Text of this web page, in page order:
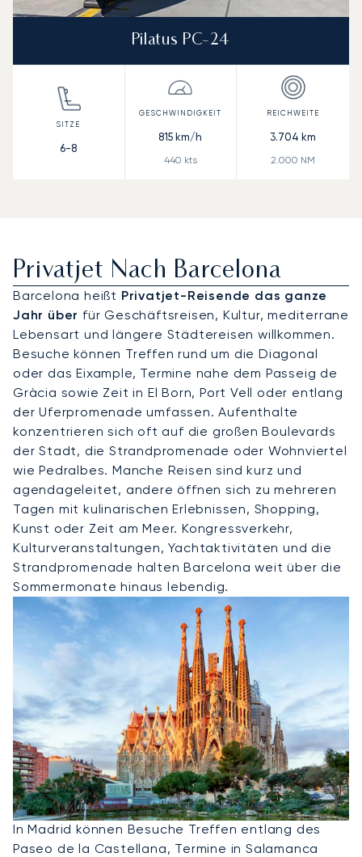
Pilatus PC-24
6-8
815 km/h
440 kts
3.704 km
2.000 NM
Privatjet Nach Barcelona
Barcelona heißt Privatjet-Reisende das ganze
Jahr über für Geschäftsreisen, Kultur, mediterrane
Lebensart und längere Städtereisen willkommen.
Besuche können Treffen rund um die Diagonal
oder das Eixample, Termine nahe dem Passeig de
Gràcia sowie Zeit in El Born, Port Vell oder entlang
der Uferpromenade umfassen. Aufenthalte
konzentrieren sich oft auf die großen Boulevards
der Stadt, die Strandpromenade oder Wohnviertel
wie Pedralbes. Manche Reisen sind kurz und
agendageleitet, andere öffnen sich zu mehreren
Tagen mit kulinarischen Erlebnissen, Shopping,
Kunst oder Zeit am Meer. Kongressverkehr,
Kulturveranstaltungen, Yachtaktivitäten und die
Strandpromenade halten Barcelona weit über die
Sommermonate hinaus lebendig.
Privatjet Nach Madrid
In Madrid können Besuche Treffen entlang des
Paseo de la Castellana, Termine in Salamanca